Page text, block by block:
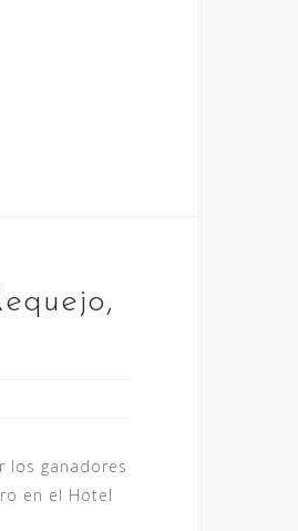
los ganadores
en el Hotel